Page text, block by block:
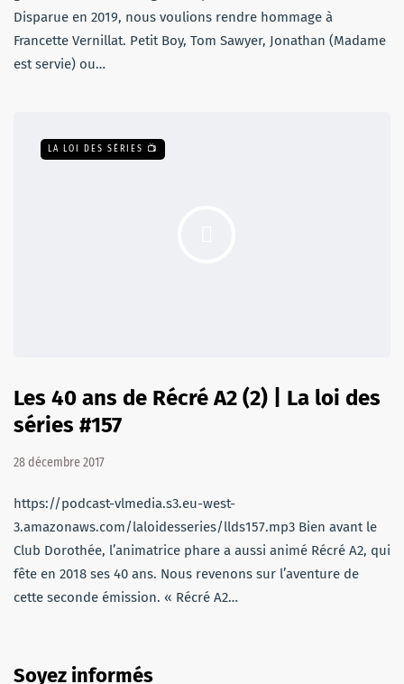
Disparue en 2019, nous voulions rendre hommage à
Francette Vernillat. Petit Boy, Tom Sawyer, Jonathan (Madame
est servie) ou…
LA LOI DES SÉRIES 📺
Les 40 ans de Récré A2 (2) | La loi des
séries #157
28 décembre 2017
https://podcast-vlmedia.s3.eu-west-
3.amazonaws.com/laloidesseries/llds157.mp3 Bien avant le
Club Dorothée, l’animatrice phare a aussi animé Récré A2, qui
fête en 2018 ses 40 ans. Nous revenons sur l’aventure de
cette seconde émission. « Récré A2…
Soyez informés